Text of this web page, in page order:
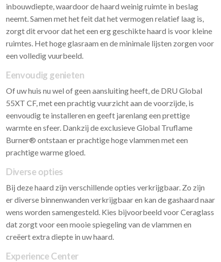
inbouwdiepte, waardoor de haard weinig ruimte in beslag
neemt. Samen met het feit dat het vermogen relatief laag is,
zorgt dit ervoor dat het een erg geschikte haard is voor kleine
ruimtes. Het hoge glasraam en de minimale lijsten zorgen voor
een volledig vuurbeeld.
Eenvoudig genieten
Of uw huis nu wel of geen aansluiting heeft, de DRU Global
55XT CF, met een prachtig vuurzicht aan de voorzijde, is
eenvoudig te installeren en geeft jarenlang een prettige
warmte en sfeer. Dankzij de exclusieve Global Truflame
Burner® ontstaan er prachtige hoge vlammen met een
prachtige warme gloed.
Diverse opties
Bij deze haard zijn verschillende opties verkrijgbaar. Zo zijn
er diverse binnenwanden verkrijgbaar en kan de gashaard naar
wens worden samengesteld. Kies bijvoorbeeld voor Ceraglass
dat zorgt voor een mooie spiegeling van de vlammen en
creëert extra diepte in uw haard.
Experience Center